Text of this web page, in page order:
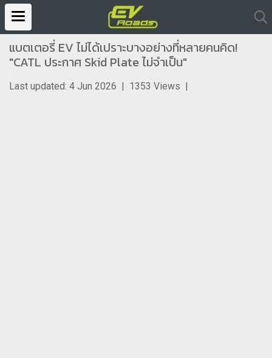
แบตเตอรี่ EV ไม่ได้เปราะบางอย่างที่หลายคนคิด!
"CATL ประกาศ Skid Plate ไม่จำเป็น"
Last updated: 4 Jun 2026 | 1353 Views |